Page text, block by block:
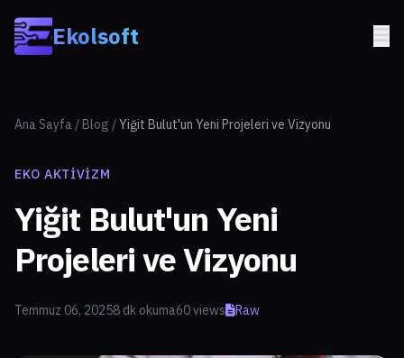
Ekolsoft
Ana Sayfa / Blog /Yiğit Bulut'un Yeni Projeleri ve Vizyonu
EKO AKTIVIZM
Yiğit Bulut'un Yeni
Projeleri ve Vizyonu
Temmuz 06, 20258 dk okuma60 views Raw